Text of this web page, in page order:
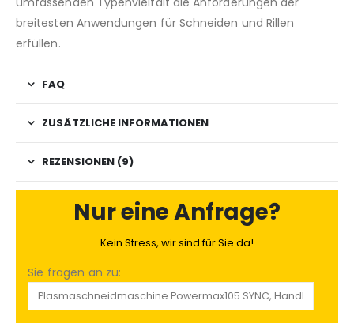
breitesten Anwendungen für Schneiden und Rillen
erfüllen.
FAQ
ZUSÄTZLICHE INFORMATIONEN
REZENSIONEN (9)
Nur eine Anfrage?
Kein Stress, wir sind für Sie da!
Sie fragen an zu: